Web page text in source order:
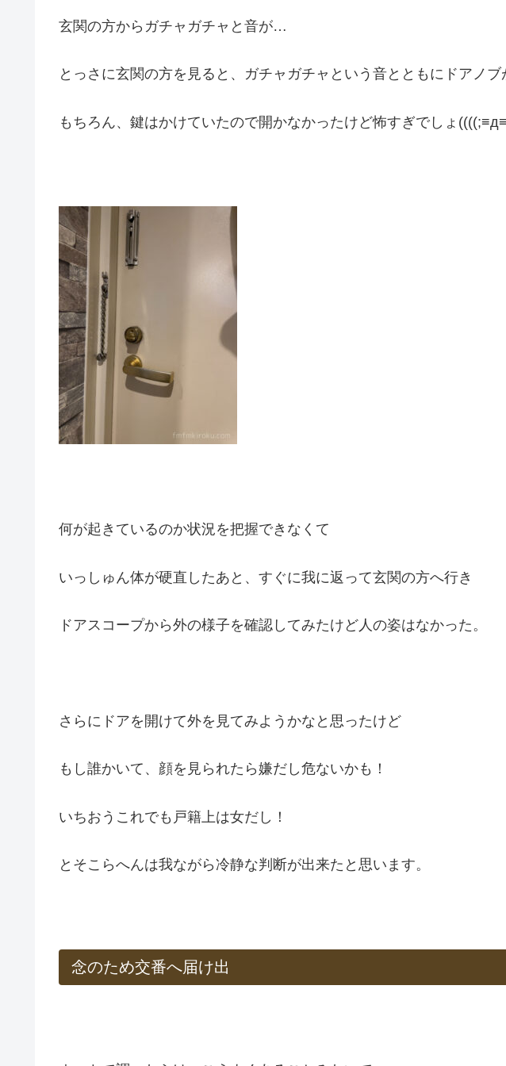
玄関の方からガチャガチャと音が…
とっさに玄関の方を見ると、ガチャガチャという音とともにドアノブ
もちろん、鍵はかけていたので開かなかったけど怖すぎでしょ
何が起きているのか状況を把握できなくて
いっしゅん体が硬直したあと、すぐに我に返って玄関の方へ行き
ドアスコープから外の様子を確認してみたけど人の姿はなかった。
さらにドアを開けて外を見てみようかなと思ったけど
もし誰かいて、顔を見られたら嫌だし危ないかも！
いちおうこれでも戸籍上は女だし！
とそこらへんは我ながら冷静な判断が出来たと思います。
念のため交番へ届け出